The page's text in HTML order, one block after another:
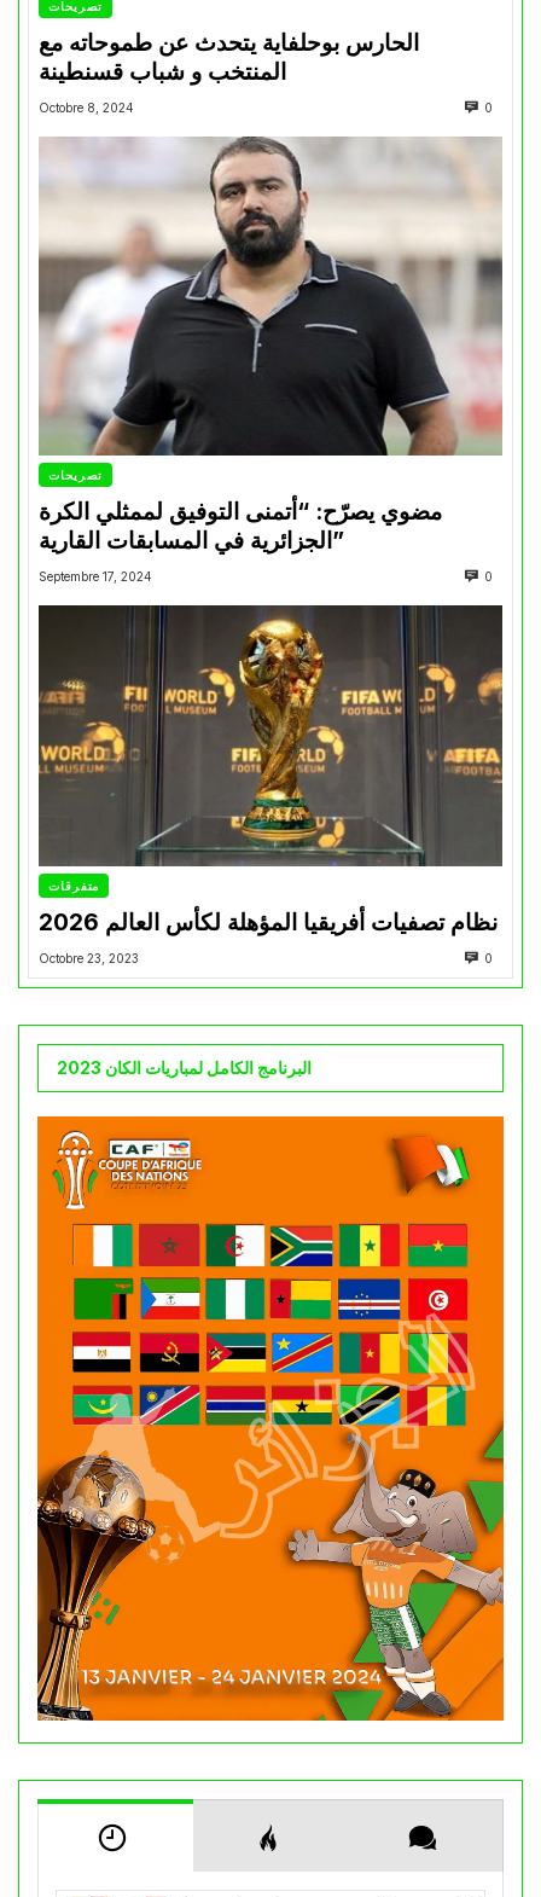
تصريحات
الحارس بوحلفاية يتحدث عن طموحاته مع
المنتخب و شباب قسنطينة
Octobre 8, 2024 0
تصريحات
مضوي يصرّح: “أتمنى التوفيق لممثلي الكرة
الجزائرية في المسابقات القارية”
Septembre 17, 2024 0
متفرقات
نظام تصفيات أفريقيا المؤهلة لكأس العالم 2026
Octobre 23, 2023 0
البرنامج الكامل لمباريات الكان 2023